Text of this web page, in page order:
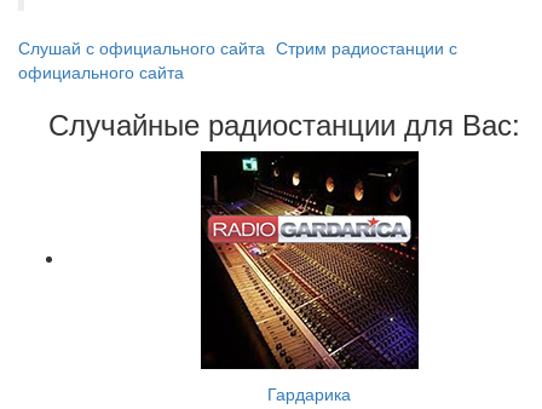
Слушай с официального сайта Стрим радиостанции с
официального сайта
Случайные радиостанции для Вас:
Гардарика